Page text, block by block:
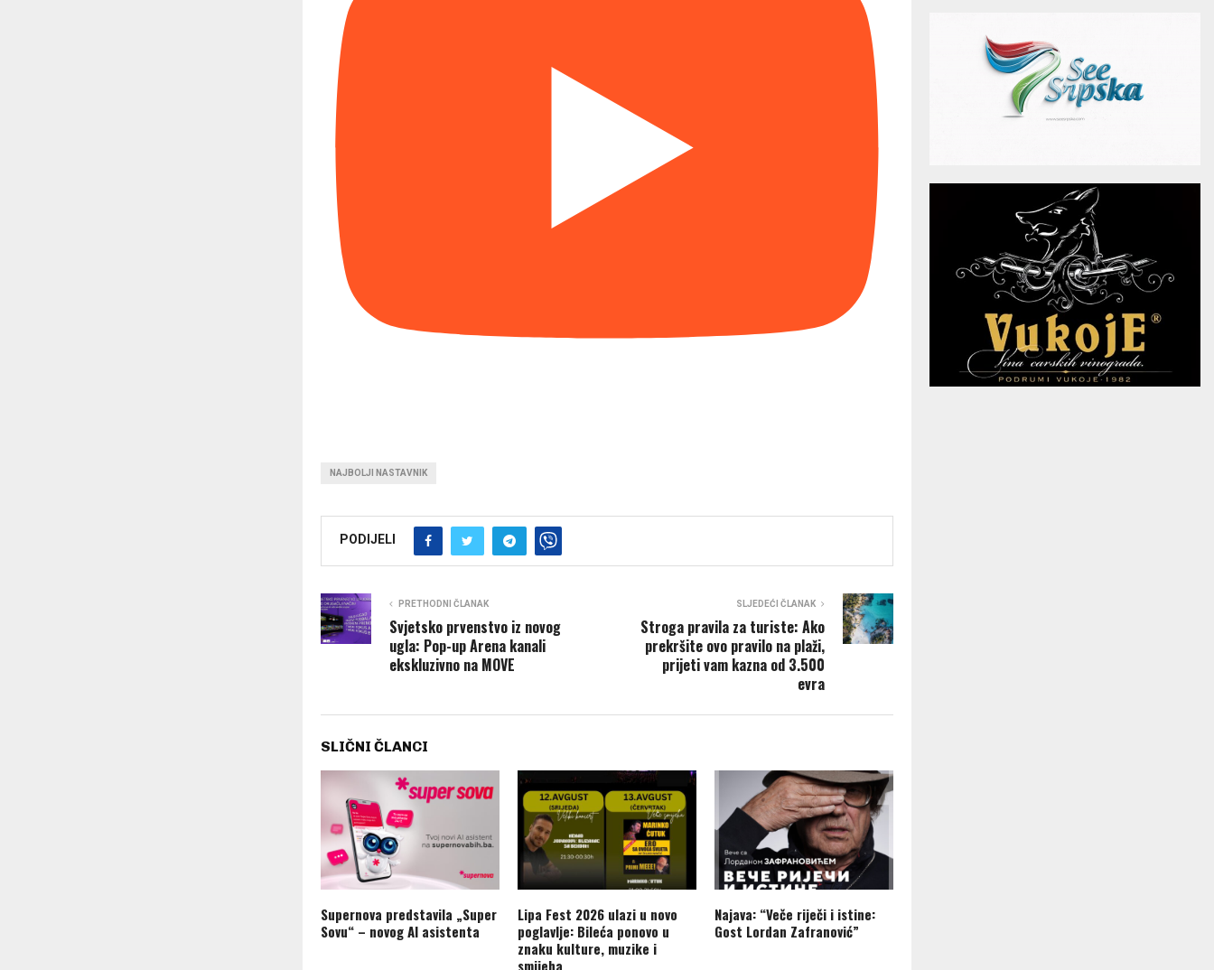
NAJBOLJI NASTAVNIK
PODIJELI
PRETHODNI ČLANAK
Svjetsko prvenstvo iz novog
ugla: Pop-up Arena kanali
ekskluzivno na MOVE
SLJEDEĆI ČLANAK
Stroga pravila za turiste: Ako
prekršite ovo pravilo na plaži,
prijeti vam kazna od 3.500
evra
SLIČNI ČLANCI
Supernova predstavila „Super
Sovu“ – novog AI asistenta
Lipa Fest 2026 ulazi u novo
poglavlje: Bileća ponovo u
znaku kulture, muzike i
smijeha
Najava: “Veče riječi i istine:
Gost Lordan Zafranović”